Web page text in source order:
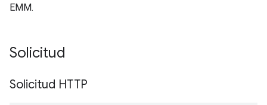
EMM.
Solicitud
Solicitud HTTP